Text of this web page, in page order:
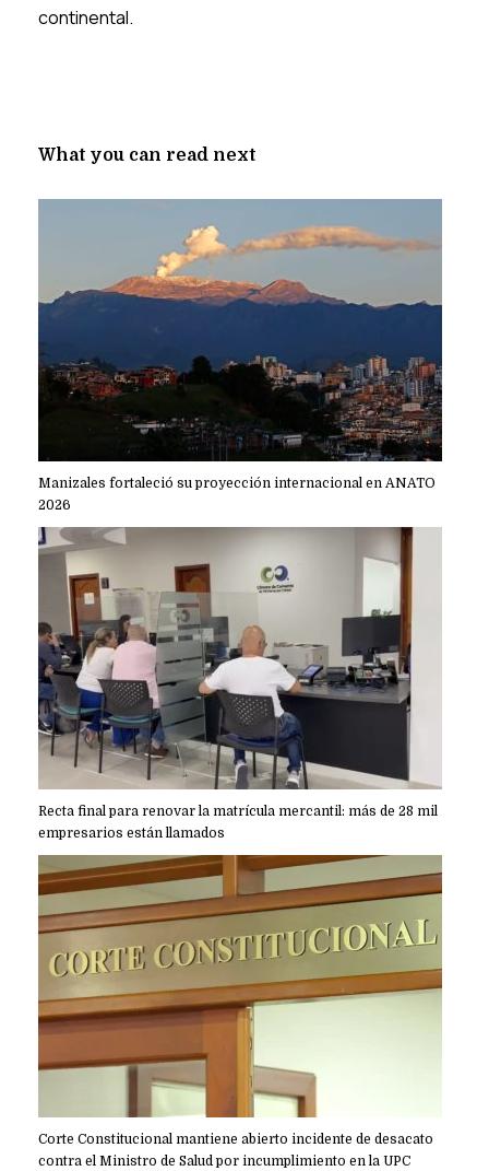
continental.
What you can read next
Manizales fortaleció su proyección internacional en ANATO
2026
Recta final para renovar la matrícula mercantil: más de 28 mil
empresarios están llamados
Corte Constitucional mantiene abierto incidente de desacato
contra el Ministro de Salud por incumplimiento en la UPC